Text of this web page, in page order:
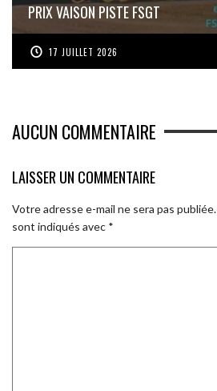
PRIX VAISON PISTE FSGT
17 JUILLET 2026
AUCUN COMMENTAIRE
LAISSER UN COMMENTAIRE
Votre adresse e-mail ne sera pas publiée.
sont indiqués avec *